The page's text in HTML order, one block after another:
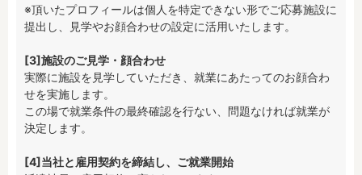
※頂いたプロフィールは個人を特定できない形でご応募施設に
提出し、見学やお顔合わせの設定に活用いたします。
[3]施設のご見学・顔合わせ
実際に施設を見学していただき、就業にあたってのお顔合わ
せを実施します。
この場で就業条件の最終確認を行ない、問題なければ就業が
決定します。
[4]当社と雇用契約を締結し、ご就業開始